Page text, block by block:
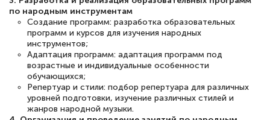
Обучение понравилось: огромное
количество тематической литературы,
пособий и учебников доступно на время
прохождения курса, удобная система
аттестации, проблем не возникло ни на
каком этапе…
по народным инструментам
Создание программ: разработка образовательных
программ и курсов для изучения народных
инструментов;
Адаптация программ: адаптация программ под
возрастные и индивидуальные особенности
обучающихся;
Репертуар и стили: подбор репертуара для различных
уровней подготовки, изучение различных стилей и
жанров народной музыки.